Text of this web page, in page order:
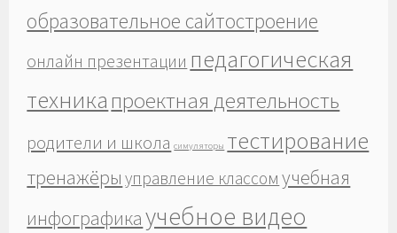
образовательное сайтостроение
онлайн презентации педагогическая
техника проектная деятельность
родители и школа симуляторы тестирование
тренажёры управление классом учебная
инфографикаучебное видео